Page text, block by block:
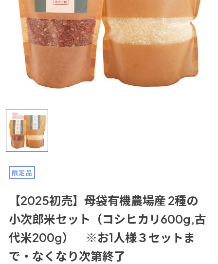
限定品
【2025初売】母袋有機農場産 2種の
小次郎米セット（コシヒカリ600g,古
代米200g） ※お1人様３セットま
で・なくなり次第終了